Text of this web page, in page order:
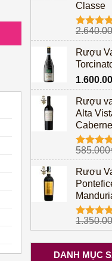
Classe
Được
hạng
5 sao
Rượu
Rượu
Alta
Được
hạng
5 sao
585.000
Rượu
Được
xếp hạng
4.005
sao
DANH MỤC